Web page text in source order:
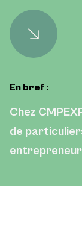
En bref :
Chez
de